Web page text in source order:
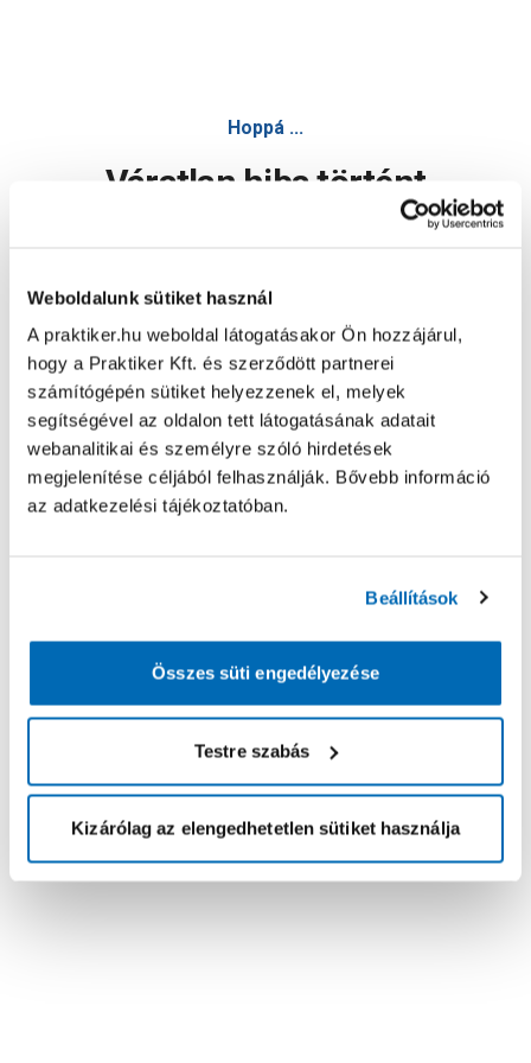
Weboldalunk sütiket használ
A praktiker.hu weboldal látogatásakor Ön hozzájárul,
hogy a Praktiker Kft. és szerződött partnerei
számítógépén sütiket helyezzenek el, melyek
segítségével az oldalon tett látogatásának adatait
webanalitikai és személyre szóló hirdetések
megjelenítése céljából felhasználják. Bővebb információ
az adatkezelési tájékoztatóban.
Beállítások
Összes süti engedélyezése
Testre szabás
Kizárólag az elengedhetetlen sütiket használja
Hoppá ...
Váratlan hiba történt
Oldal újratöltése